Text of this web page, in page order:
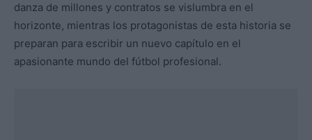
danza de millones y contratos se vislumbra en el
horizonte, mientras los protagonistas de esta historia se
preparan para escribir un nuevo capítulo en el
apasionante mundo del fútbol profesional.